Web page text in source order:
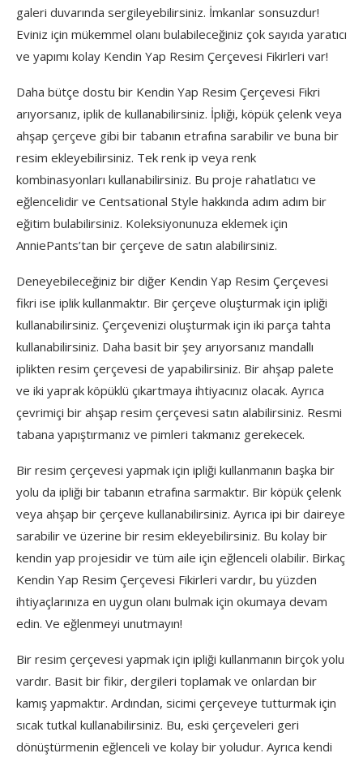
galeri duvarında sergileyebilirsiniz. İmkanlar sonsuzdur!
Eviniz için mükemmel olanı bulabileceğiniz çok sayıda yaratıcı
ve yapımı kolay Kendin Yap Resim Çerçevesi Fikirleri var!
Daha bütçe dostu bir Kendin Yap Resim Çerçevesi Fikri
arıyorsanız, iplik de kullanabilirsiniz. İpliği, köpük çelenk veya
ahşap çerçeve gibi bir tabanın etrafına sarabilir ve buna bir
resim ekleyebilirsiniz. Tek renk ip veya renk
kombinasyonları kullanabilirsiniz. Bu proje rahatlatıcı ve
eğlencelidir ve Centsational Style hakkında adım adım bir
eğitim bulabilirsiniz. Koleksiyonunuza eklemek için
AnniePants’tan bir çerçeve de satın alabilirsiniz.
Deneyebileceğiniz bir diğer Kendin Yap Resim Çerçevesi
fikri ise iplik kullanmaktır. Bir çerçeve oluşturmak için ipliği
kullanabilirsiniz. Çerçevenizi oluşturmak için iki parça tahta
kullanabilirsiniz. Daha basit bir şey arıyorsanız mandallı
iplikten resim çerçevesi de yapabilirsiniz. Bir ahşap palete
ve iki yaprak köpüklü çıkartmaya ihtiyacınız olacak. Ayrıca
çevrimiçi bir ahşap resim çerçevesi satın alabilirsiniz. Resmi
tabana yapıştırmanız ve pimleri takmanız gerekecek.
Bir resim çerçevesi yapmak için ipliği kullanmanın başka bir
yolu da ipliği bir tabanın etrafına sarmaktır. Bir köpük çelenk
veya ahşap bir çerçeve kullanabilirsiniz. Ayrıca ipi bir daireye
sarabilir ve üzerine bir resim ekleyebilirsiniz. Bu kolay bir
kendin yap projesidir ve tüm aile için eğlenceli olabilir. Birkaç
Kendin Yap Resim Çerçevesi Fikirleri vardır, bu yüzden
ihtiyaçlarınıza en uygun olanı bulmak için okumaya devam
edin. Ve eğlenmeyi unutmayın!
Bir resim çerçevesi yapmak için ipliği kullanmanın birçok yolu
vardır. Basit bir fikir, dergileri toplamak ve onlardan bir
kamış yapmaktır. Ardından, sicimi çerçeveye tutturmak için
sıcak tutkal kullanabilirsiniz. Bu, eski çerçeveleri geri
dönüştürmenin eğlenceli ve kolay bir yoludur. Ayrıca kendi